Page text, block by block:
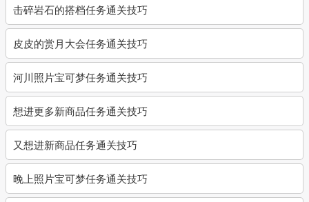
击碎岩石的搭档任务通关技巧
皮皮的赏月大会任务通关技巧
河川照片宝可梦任务通关技巧
想进更多新商品任务通关技巧
又想进新商品任务通关技巧
晚上照片宝可梦任务通关技巧